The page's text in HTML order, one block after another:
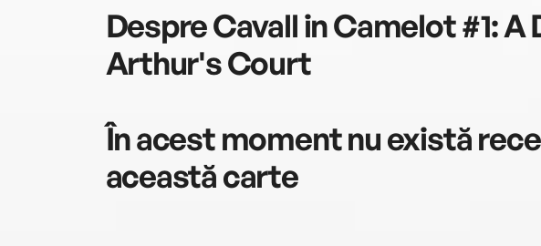
DespreCavall in Camelot #1: A
Arthur's Court
În acest moment nu există
această carte